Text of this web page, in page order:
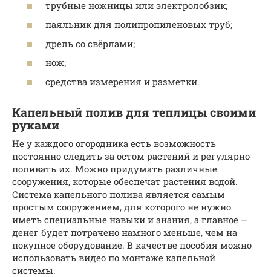
трубные ножницы или электролобзик;
паяльник для полипропиленовых труб;
дрель со свёрлами;
нож;
средства измерения и разметки.
Капельный полив для теплицы своими
руками
Не у каждого огородника есть возможность
постоянно следить за остом растений и регулярно
поливать их. Можно придумать различные
сооружения, которые обеспечат растения водой.
Система капельного полива является самым
простым сооружением, для которого не нужно
иметь специальные навыки и знания, а главное —
денег будет потрачено намного меньше, чем на
покупное оборудование. В качестве пособия можно
использовать видео по монтаже капельной
системы.